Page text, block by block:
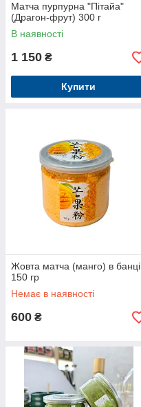
Матча пурпурна "Пітайа"
(Драгон-фрут) 300 г
В наявності
1 150 ₴
Купити
Жовта матча (манго) в банці
150 гр
Немає в наявності
600 ₴